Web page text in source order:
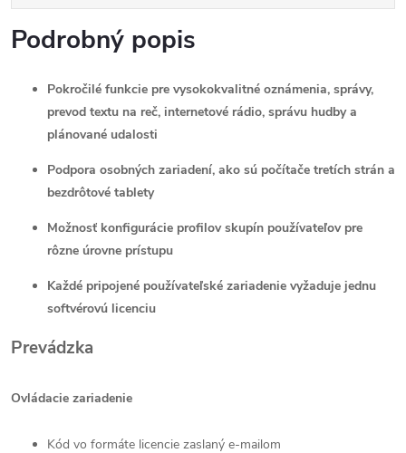
Podrobný popis
Pokročilé funkcie pre vysokokvalitné oznámenia, správy,
prevod textu na reč, internetové rádio, správu hudby a
plánované udalosti
Podpora osobných zariadení, ako sú počítače tretích strán a
bezdrôtové tablety
Možnosť konfigurácie profilov skupín používateľov pre
rôzne úrovne prístupu
Každé pripojené používateľské zariadenie vyžaduje jednu
softvérovú licenciu
Prevádzka
Ovládacie zariadenie
Kód vo formáte licencie zaslaný e-mailom